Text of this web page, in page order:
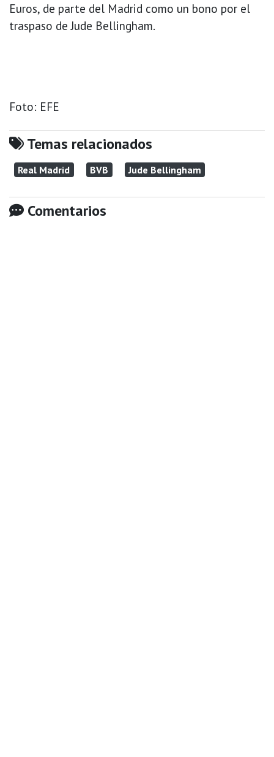
Euros, de parte del Madrid como un bono por el
traspaso de Jude Bellingham.
Foto: EFE
Temas relacionados
Real Madrid BVB Jude Bellingham
Comentarios